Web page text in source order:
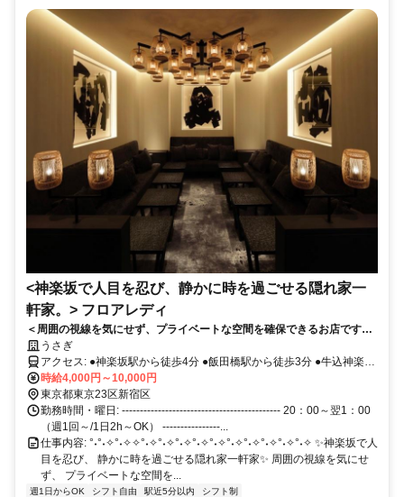
<神楽坂で人目を忍び、静かに時を過ごせる隠れ家一
軒家。> フロアレディ
＜周囲の視線を気にせず、プライベートな空間を確保できるお店です。
＞ハイクラス層が利用する高級クラブラウンジ。VIP達との人脈作りに
も最適。時給4000円以上■ビル一棟/全4フロア/計200坪の大型店■
うさぎ
アクセス: ●神楽坂駅から徒歩4分 ●飯田橋駅から徒歩3分 ●牛込神楽坂
駅から徒歩7分 ----------------------------------- ★複数路線利用可能★ ＜在
来線＞ ［JR総武線］ ＜地下鉄＞ ［東西線］ ［有楽町線］ ［南北
線］ ［都営大江戸線］
時給4,000円～10,000円
東京都東京23区新宿区
勤務時間・曜日: -------------------------------------------- 20：00～翌1：00
（週1回～/1日2h～OK） ----------------...
仕事内容: °˖°˖✧°˖✧✧°˖✧°˖✧°˖✧°˖✧°˖✧°˖✧°˖✧°˖✧°˖✧°˖✧ ✨神楽坂で人
目を忍び、 静かに時を過ごせる隠れ家一軒家✨ 周囲の視線を気にせ
ず、 プライベートな空間を...
週1日からOK シフト自由 駅近5分以内 シフト制